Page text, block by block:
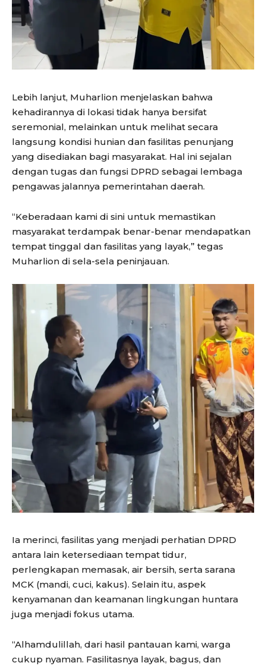
Lebih lanjut, Muharlion menjelaskan bahwa
kehadirannya di lokasi tidak hanya bersifat
seremonial, melainkan untuk melihat secara
langsung kondisi hunian dan fasilitas penunjang
yang disediakan bagi masyarakat. Hal ini sejalan
dengan tugas dan fungsi DPRD sebagai lembaga
pengawas jalannya pemerintahan daerah.
“Keberadaan kami di sini untuk memastikan
masyarakat terdampak benar-benar mendapatkan
tempat tinggal dan fasilitas yang layak,” tegas
Muharlion di sela-sela peninjauan.
Ia merinci, fasilitas yang menjadi perhatian DPRD
antara lain ketersediaan tempat tidur,
perlengkapan memasak, air bersih, serta sarana
MCK (mandi, cuci, kakus). Selain itu, aspek
kenyamanan dan keamanan lingkungan huntara
juga menjadi fokus utama.
“Alhamdulillah, dari hasil pantauan kami, warga
cukup nyaman. Fasilitasnya layak, bagus, dan